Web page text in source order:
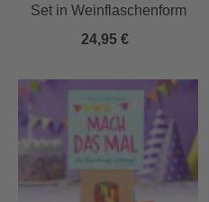
Set in Weinflaschenform
24,95 €